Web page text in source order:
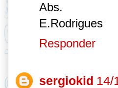
Abs.
E.Rodrigues
Responder
sergiokid 14/